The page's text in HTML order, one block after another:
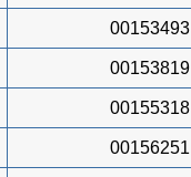
00153493
00153819
00155318
00156251